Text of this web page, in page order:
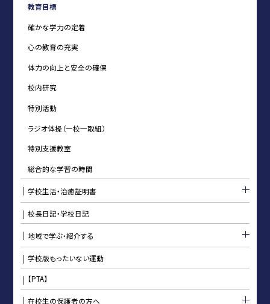
教育目標
確かな学力の定着
心の教育の充実
体力の向上と安全の確保
校内研究
特別活動
ラジオ体操（一校一取組）
特別支援教室
総合的な学習の時間
学校生活・治癒証明書
校長日記・学校日記
地域で学ぶ・紹介する
学校版もったいない運動
【PTA】
在校生の保護者の方へ